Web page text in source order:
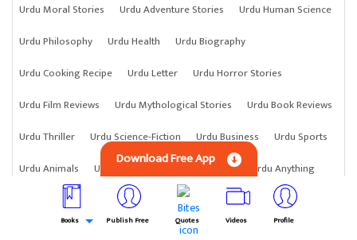
Urdu Moral Stories
Urdu Adventure Stories
Urdu Human Science
Urdu Philosophy
Urdu Health
Urdu Biography
Urdu Cooking Recipe
Urdu Letter
Urdu Horror Stories
Urdu Film Reviews
Urdu Mythological Stories
Urdu Book Reviews
Urdu Thriller
Urdu Science-Fiction Urdu Business
Urdu Sports
Urdu Animals
Urdu Astrology Urdu Science
Urdu Anything
Urdu Crime Stories
Download Free App
Books Publish Free Quotes Videos Profile